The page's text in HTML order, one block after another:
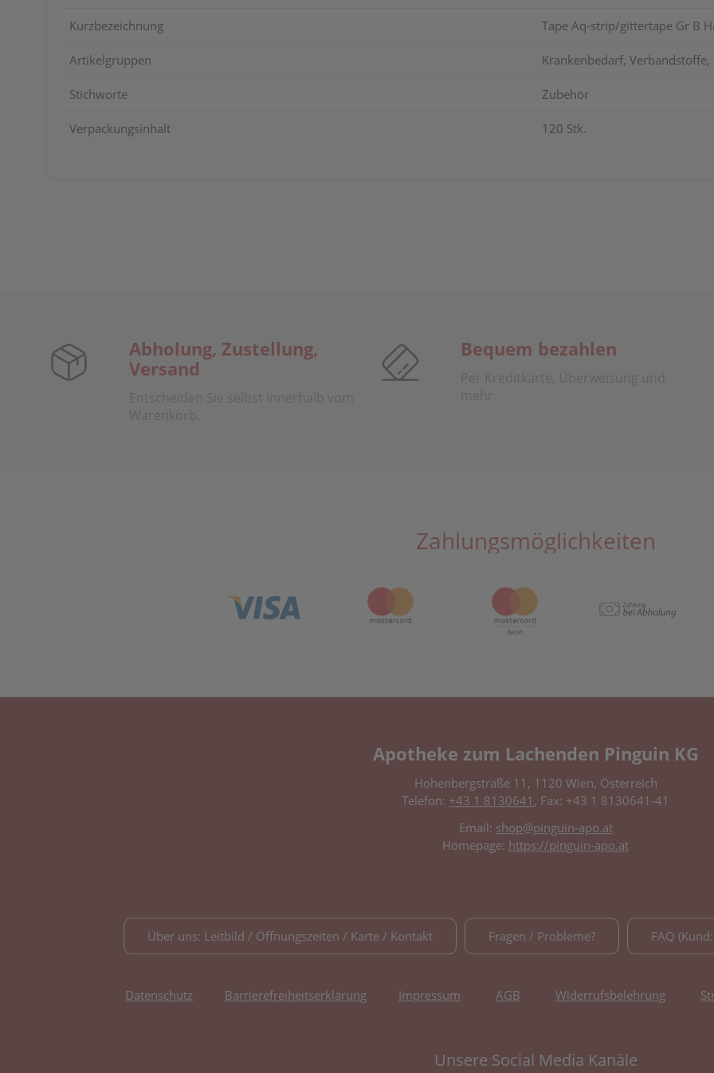
Kurzbezeichnung Tape Aq-strip/gittertape Gr B
Artikelgruppen Krankenbedarf,
Stichworte Zubehör
Verpackungsinhalt 120 Stk.
Abholung, Zustellung,
Versand
Entscheiden Sie selbst innerhalb vom
Warenkorb.
Bequem bezahlen
Per Kreditkarte, Überweisung und
mehr
Zahlungsmöglichkeiten
Apotheke zum Lachenden Pinguin KG
Hohenbergstraße 11, 1120 Wien, Österreich
Telefon: +43 1 8130641 , Fax: +43 1 8130641-41
Email: shop@pinguin-apo.at
Homepage: https://pinguin-apo.at
Über uns: Leitbild / Öffnungszeiten / Karte / Kontakt Fragen / Probleme? FAQ
Datenschutz Barrierefreiheitserklärung Impressum AGB Widerrufsbelehrung
Unsere Social Media Kanäle